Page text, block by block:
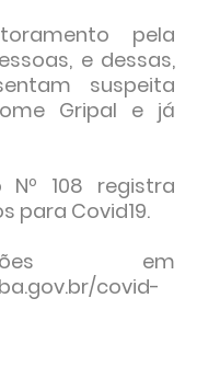
pela
e dessas,
suspeita
Gripal e já
108 registra
para Covid19.
em
covid-